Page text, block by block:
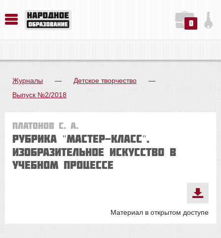
0
Журналы — Детское творчество
—
Выпуск №2/2018
Платонов С. А.
Рубрика "Мастер-класс".
ИЗОБРАЗИТЕЛЬНОЕ ИСКУССТВО В
УЧЕБНОМ ПРОЦЕССЕ
Материал в открытом доступе